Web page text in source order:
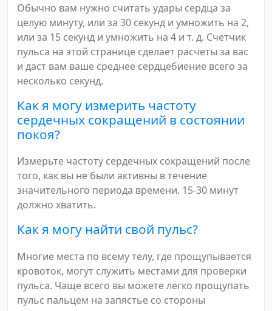
Обычно вам нужно считать удары сердца за
целую минуту, или за 30 секунд и умножить на 2,
или за 15 секунд и умножить на 4 и т. д. Счетчик
пульса на этой странице сделает расчеты за вас
и даст вам ваше среднее сердцебиение всего за
несколько секунд.
Как я могу измерить частоту
сердечных сокращений в состоянии
покоя?
Измерьте частоту сердечных сокращений после
того, как вы не были активны в течение
значительного периода времени. 15-30 минут
должно хватить.
Как я могу найти свой пульс?
Многие места по всему телу, где прощупывается
кровоток, могут служить местами для проверки
пульса. Чаще всего вы можете легко прощупать
пульс пальцем на запястье со стороны